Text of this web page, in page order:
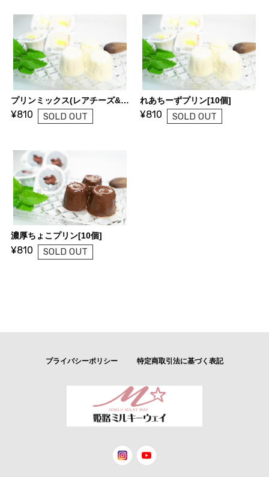
プリンミックス(レアチーズ&チョコ)[10個]
¥810 SOLD OUT
れあちーずプリン[10個]
¥810 SOLD OUT
濃厚ちょこプリン[10個]
¥810 SOLD OUT
プライバシーポリシー 特定商取引法に基づく表記